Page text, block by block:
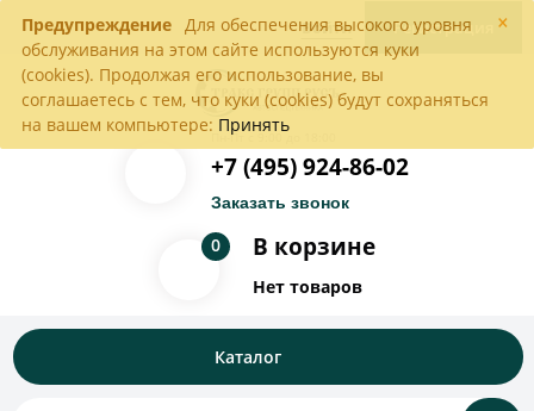
×
Предупреждение Для обеспечения высокого уровня
обслуживания на этом сайте используются куки
(cookies). Продолжая его использование, вы
соглашаетесь с тем, что куки (cookies) будут сохраняться
на вашем компьютере: Принять
Войти Регистрация
Пн-Пт с 9:00 до 18:00
+7 (495) 924-86-02
Заказать звонок
В корзине
0
Нет товаров
Каталог